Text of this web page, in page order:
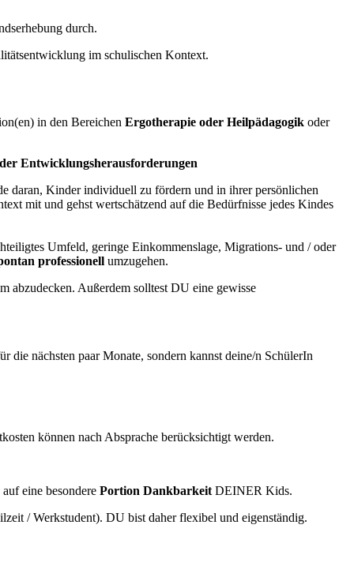
durch.
im schulischen Kontext.
in den Bereichen Ergotherapie oder Heilpädagogik oder
Entwicklungsherausforderungen
daran, Kinder individuell zu fördern und in ihrer persönlichen
mit und gehst wertschätzend auf die Bedürfnisse jedes Kindes
Umfeld, geringe Einkommenslage, Migrations- und / oder
professionell umzugehen.
abzudecken. Außerdem solltest DU eine gewisse
nächsten paar Monate, sondern kannst deine/n SchülerIn
können nach Absprache berücksichtigt werden.
eine besondere Portion Dankbarkeit DEINER Kids.
/ Werkstudent). DU bist daher flexibel und eigenständig.